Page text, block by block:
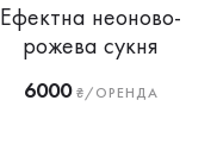
Ефектна неоново-
рожева сукня
6000₴/ОРЕНДА